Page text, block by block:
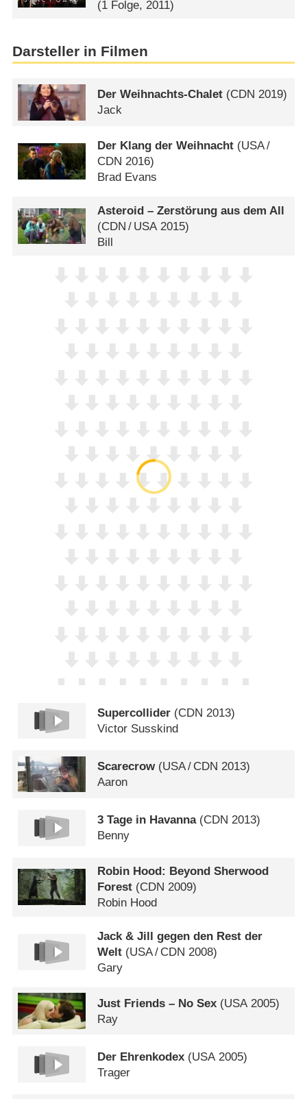
(1 Folge, 2011)
Darsteller in Filmen
Der Weihnachts-Chalet (CDN 2019)
Jack
Der Klang der Weihnacht (USA/
CDN 2016)
Brad Evans
Asteroid – Zerstörung aus dem All
(CDN / USA 2015)
Bill
Supercollider (CDN 2013)
Victor Susskind
Scarecrow (USA/ CDN 2013)
Aaron
3 Tage in Havanna(CDN 2013)
Benny
Robin Hood: Beyond Sherwood
Forest (CDN 2009)
Robin Hood
Jack & Jill gegen den Rest der
Welt (USA/ CDN 2008)
Gary
Just Friends – No Sex (USA 2005)
Ray
Der Ehrenkodex (USA 2005)
Trager